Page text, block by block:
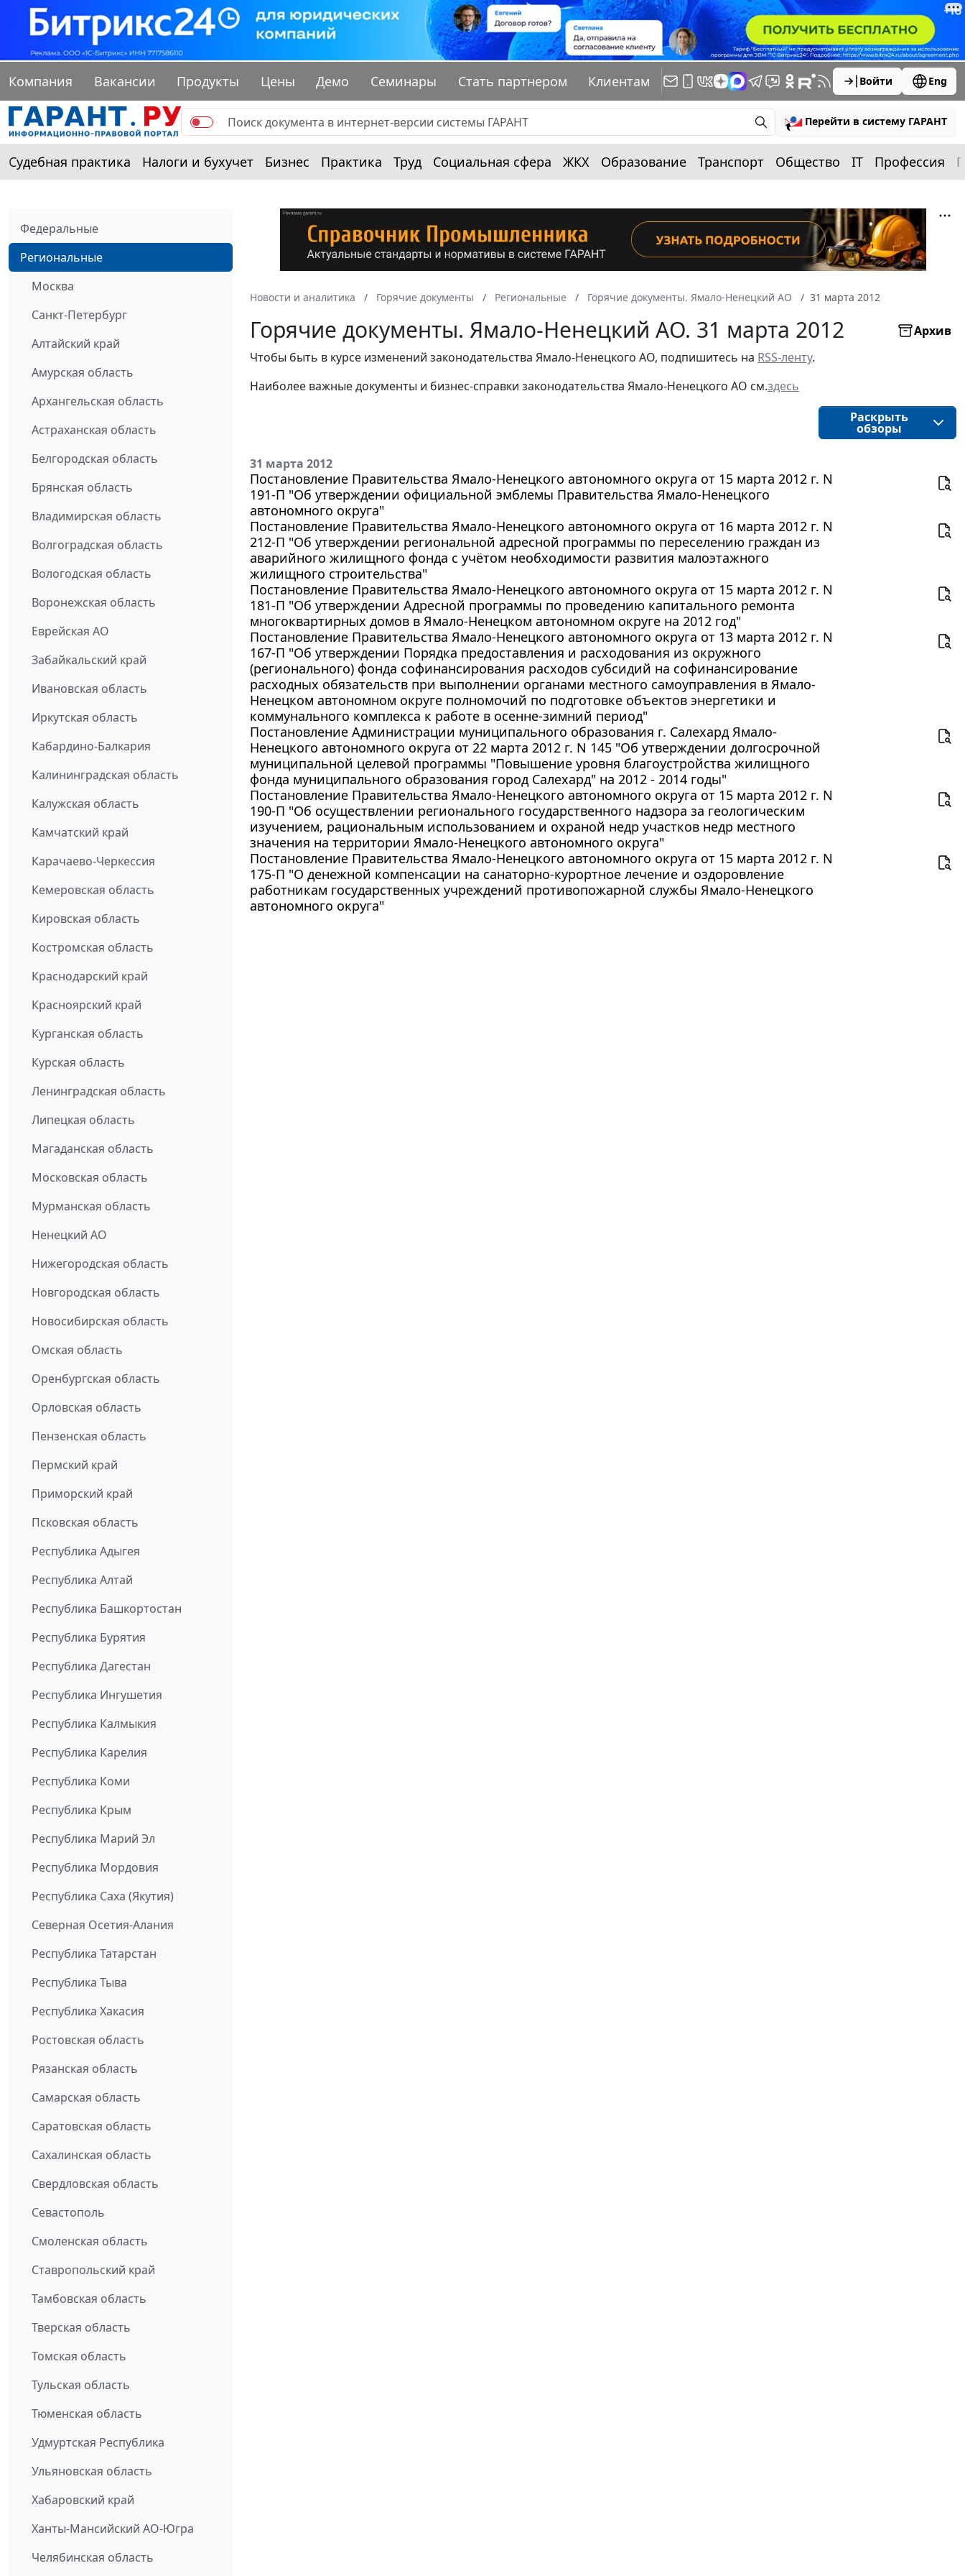
Компания Вакансии Продукты Цены Демо Семинары Стать партнером Клиентам Войти Eng
Перейти в систему ГАРАНТ
Судебная практика Налоги и бухучет Бизнес Практика Труд Социальная сфера ЖКХ Образование Транспорт Общество IT Профессия
Федеральные
Региональные
Москва
Санкт-Петербург
Алтайский край
Амурская область
Архангельская область
Астраханская область
Белгородская область
Брянская область
Владимирская область
Волгоградская область
Вологодская область
Воронежская область
Еврейская АО
Забайкальский край
Ивановская область
Иркутская область
Кабардино-Балкария
Калининградская область
Калужская область
Камчатский край
Карачаево-Черкессия
Кемеровская область
Кировская область
Костромская область
Краснодарский край
Красноярский край
Курганская область
Курская область
Ленинградская область
Липецкая область
Магаданская область
Московская область
Мурманская область
Ненецкий АО
Нижегородская область
Новгородская область
Новосибирская область
Омская область
Оренбургская область
Орловская область
Пензенская область
Пермский край
Приморский край
Псковская область
Республика Адыгея
Республика Алтай
Республика Башкортостан
Республика Бурятия
Республика Дагестан
Республика Ингушетия
Республика Калмыкия
Республика Карелия
Республика Коми
Республика Крым
Республика Марий Эл
Республика Мордовия
Республика Саха (Якутия)
Северная Осетия-Алания
Республика Татарстан
Республика Тыва
Республика Хакасия
Ростовская область
Рязанская область
Самарская область
Саратовская область
Сахалинская область
Свердловская область
Севастополь
Смоленская область
Ставропольский край
Тамбовская область
Тверская область
Томская область
Тульская область
Тюменская область
Удмуртская Республика
Ульяновская область
Хабаровский край
Ханты-Мансийский АО-Югра
Челябинская область
Новости и аналитика Горячие документы Региональные Горячие документы. Ямало-Ненецкий АО 31 марта 2012
Горячие документы. Ямало-Ненецкий АО. 31 марта 2012
Архив
Чтобы быть в курсе изменений законодательства Ямало-Ненецкого АО, подпишитесь на RSS-ленту.
Наиболее важные документы и бизнес-справки законодательства Ямало-Ненецкого АО см.здесь
Раскрыть
обзоры
31 марта 2012
Постановление Правительства Ямало-Ненецкого автономного округа от 15 марта 2012 г. N
191-П "Об утверждении официальной эмблемы Правительства Ямало-Ненецкого
автономного округа"
Постановление Правительства Ямало-Ненецкого автономного округа от 16 марта 2012 г. N
212-П "Об утверждении региональной адресной программы по переселению граждан из
аварийного жилищного фонда с учётом необходимости развития малоэтажного
жилищного строительства"
Постановление Правительства Ямало-Ненецкого автономного округа от 15 марта 2012 г. N
181-П "Об утверждении Адресной программы по проведению капитального ремонта
многоквартирных домов в Ямало-Ненецком автономном округе на 2012 год"
Постановление Правительства Ямало-Ненецкого автономного округа от 13 марта 2012 г. N
167-П "Об утверждении Порядка предоставления и расходования из окружного
(регионального) фонда софинансирования расходов субсидий на софинансирование
расходных обязательств при выполнении органами местного самоуправления в Ямало-
Ненецком автономном округе полномочий по подготовке объектов энергетики и
коммунального комплекса к работе в осенне-зимний период"
Постановление Администрации муниципального образования г. Салехард Ямало-
Ненецкого автономного округа от 22 марта 2012 г. N 145 "Об утверждении долгосрочной
муниципальной целевой программы "Повышение уровня благоустройства жилищного
фонда муниципального образования город Салехард" на 2012 - 2014 годы"
Постановление Правительства Ямало-Ненецкого автономного округа от 15 марта 2012 г. N
190-П "Об осуществлении регионального государственного надзора за геологическим
изучением, рациональным использованием и охраной недр участков недр местного
значения на территории Ямало-Ненецкого автономного округа"
Постановление Правительства Ямало-Ненецкого автономного округа от 15 марта 2012 г. N
175-П "О денежной компенсации на санаторно-курортное лечение и оздоровление
работникам государственных учреждений противопожарной службы Ямало-Ненецкого
автономного округа"